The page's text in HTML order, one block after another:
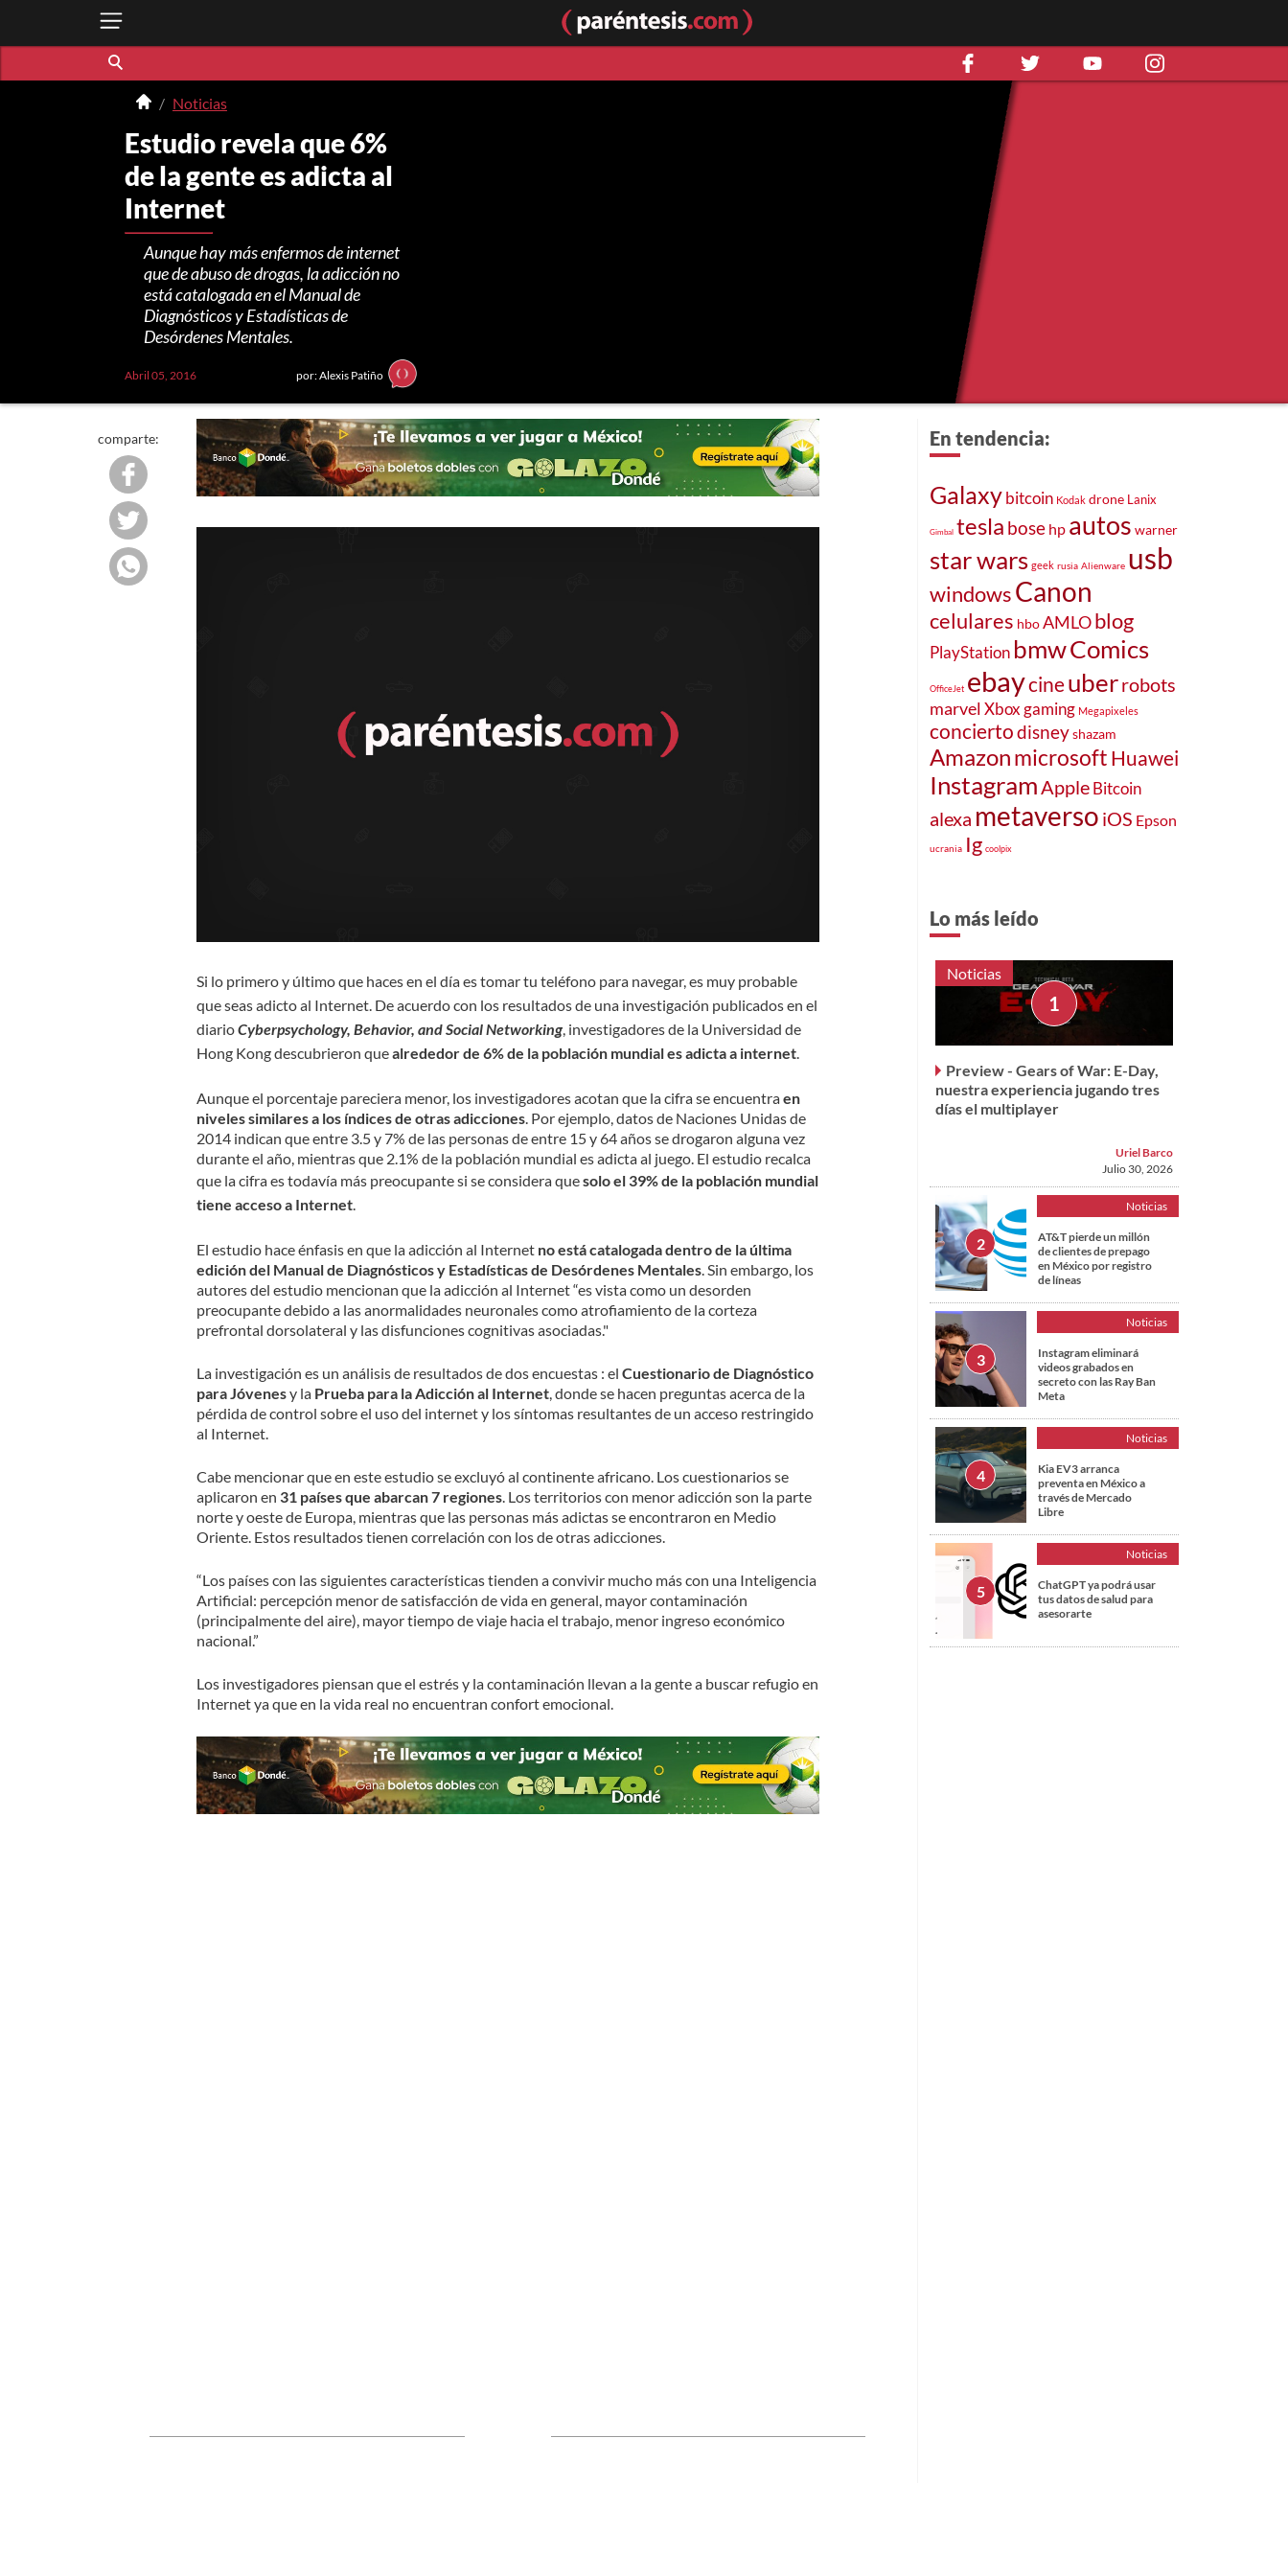
Noticias
Estudio revela que 6%
de la gente es adicta al
Internet
Aunque hay más enfermos de internet
que de abuso de drogas, la adicción no
está catalogada en el Manual de
Diagnósticos y Estadísticas de
Desórdenes Mentales.
Abril 05, 2016 por: Alexis Patiño
comparte:
Si lo primero y último que haces en el día es tomar tu teléfono para navegar, es muy probable
que seas adicto al Internet. De acuerdo con los resultados de una investigación publicados en el
diarioCyberpsychology, Behavior, and Social Networking, investigadores de la Universidad de
Hong Kong descubrieron quealrededor de 6% de la población mundial es adicta a internet.
Aunque el porcentaje pareciera menor, los investigadores acotan que la cifra se encuentraen
niveles similares a los índices de otras adicciones. Por ejemplo, datos de Naciones Unidas de
2014 indican que entre 3.5 y 7% de las personas de entre 15 y 64 años se drogaron alguna vez
durante el año, mientras que 2.1% de la población mundial es adicta al juego. El estudio recalca
que la cifra es todavía más preocupante si se considera quesolo el 39% de la población mundial
tiene acceso a Internet.
El estudio hace énfasis en que la adicción al Internet no está catalogada dentro de la última
edición del Manual de Diagnósticos y Estadísticas de Desórdenes Mentales. Sin embargo, los
autores del estudio mencionan que la adicción al Internet “es vista como un desorden
preocupante debido a las anormalidades neuronales como atrofiamiento de la corteza
prefrontal dorsolateral y las disfunciones cognitivas asociadas."
La investigación es un análisis de resultados de dos encuestas : el Cuestionario de Diagnóstico
para Jóvenesy la Prueba para la Adicción al Internet, donde se hacen preguntas acerca de la
pérdida de control sobre el uso del internet y los síntomas resultantes de un acceso restringido
al Internet.
Cabe mencionar que en este estudio se excluyó al continente africano. Los cuestionarios se
aplicaron en 31 países que abarcan 7 regiones. Los territorios con menor adicción son la parte
norte y oeste de Europa, mientras que las personas más adictas se encontraron en Medio
Oriente. Estos resultados tienen correlación con los de otras adicciones.
“Los países con las siguientes características tienden a convivir mucho más con una Inteligencia
Artificial: percepción menor de satisfacción de vida en general, mayor contaminación
(principalmente del aire), mayor tiempo de viaje hacia el trabajo, menor ingreso económico
nacional.”
Los investigadores piensan que el estrés y la contaminación llevan a la gente a buscar refugio en
Internet ya que en la vida real no encuentran confort emocional.
En tendencia:
Galaxybitcoin Kodak drone Lanix
Gimbal tesla bose hp autos warner
star wars geek rusia Alienware usb
windowsCanon
celulares hboAMLOblog
PlayStation bmwComics
OfficeJet ebaycineuberrobots
marvelXbox gaming Megapixeles
conciertodisneyshazam
Amazonmicrosoft Huawei
InstagramAppleBitcoin
alexa metaverso iOS Epson
ucrania Ig coolpix
Lo más leído
Noticias
Preview - Gears of War: E-Day,
nuestra experiencia jugando tres
días el multiplayer
Uriel Barco
Julio 30, 2026
Noticias
AT&T pierde un millón
de clientes de prepago
en México por registro
de líneas
Noticias
Instagram eliminará
videos grabados en
secreto con las Ray Ban
Meta
Noticias
Kia EV3 arranca
preventa en México a
través de Mercado
Libre
Noticias
ChatGPT ya podrá usar
tus datos de salud para
asesorarte